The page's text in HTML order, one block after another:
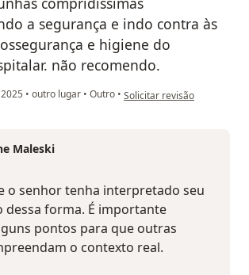
a segurança e indo contra às
e higiene do
não recomendo.
• outro lugar • Outro • na opinião do utilizador jose
Solicitar revisão
Maleski
o senhor tenha interpretado seu
dessa forma. É importante
pontos para que outras
o contexto real.